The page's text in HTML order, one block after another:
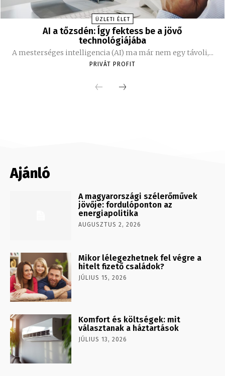
ÜZLETI ÉLET
AI a tőzsdén: Így fektess be a jövő
technológiájába
A mesterséges intelligencia (AI) ma már nem egy távoli,...
PRIVÁT PROFIT
Ajánló
A magyarországi szélerőművek
jövője: fordulóponton az
energiapolitika
AUGUSZTUS 2, 2026
Mikor lélegezhetnek fel végre a
hitelt fizető családok?
JÚLIUS 15, 2026
Komfort és költségek: mit
választanak a háztartások
JÚLIUS 13, 2026